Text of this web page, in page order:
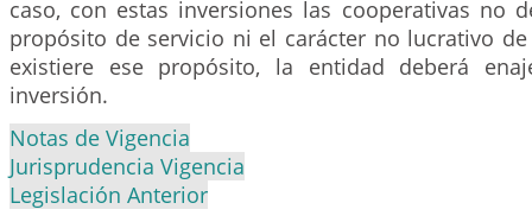
caso, con estas inversiones las cooperativas no
propósito de servicio ni el carácter no lucrativo
existiere ese propósito, la entidad deberá
inversión.
Notas de Vigencia
Jurisprudencia Vigencia
Legislación Anterior